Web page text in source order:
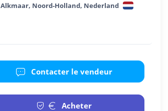
Alkmaar, Noord-Holland, Nederland
Contacter le vendeur
Acheter